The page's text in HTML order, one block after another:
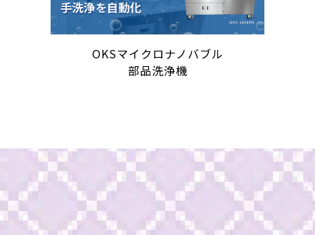
OKSマイクロナノバブル
部品洗浄機